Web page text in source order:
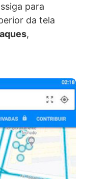
para
da tela
,